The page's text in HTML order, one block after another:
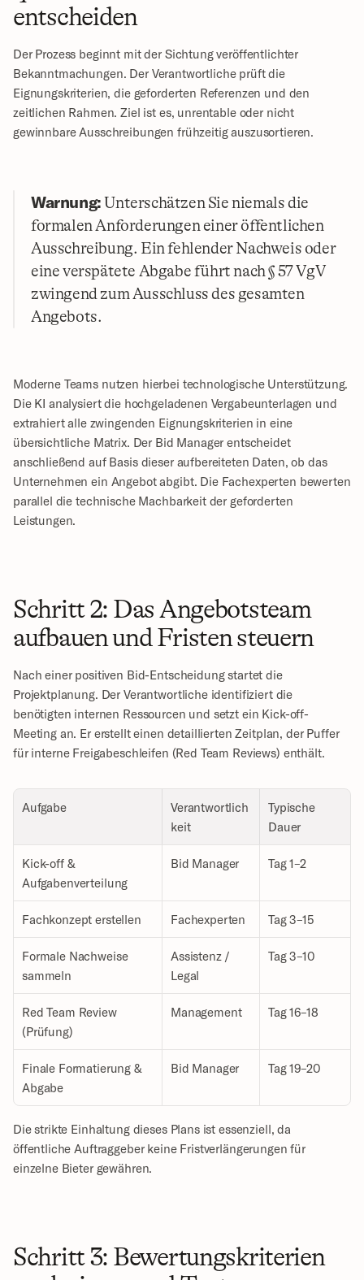
entscheiden
Der Prozess beginnt mit der Sichtung veröffentlichter
Bekanntmachungen. Der Verantwortliche prüft die
Eignungskriterien, die geforderten Referenzen und den
zeitlichen Rahmen. Ziel ist es, unrentable oder nicht
gewinnbare Ausschreibungen frühzeitig auszusortieren.
Warnung: Unterschätzen Sie niemals die
formalen Anforderungen einer öffentlichen
Ausschreibung. Ein fehlender Nachweis oder
eine verspätete Abgabe führt nach § 57 VgV
zwingend zum Ausschluss des gesamten
Angebots.
Moderne Teams nutzen hierbei technologische Unterstützung.
Die KI analysiert die hochgeladenen Vergabeunterlagen und
extrahiert alle zwingenden Eignungskriterien in eine
übersichtliche Matrix. Der Bid Manager entscheidet
anschließend auf Basis dieser aufbereiteten Daten, ob das
Unternehmen ein Angebot abgibt. Die Fachexperten bewerten
parallel die technische Machbarkeit der geforderten
Leistungen.
Schritt 2: Das Angebotsteam
aufbauen und Fristen steuern
Nach einer positiven Bid-Entscheidung startet die
Projektplanung. Der Verantwortliche identifiziert die
benötigten internen Ressourcen und setzt ein Kick-off-
Meeting an. Er erstellt einen detaillierten Zeitplan, der Puffer
für interne Freigabeschleifen (Red Team Reviews) enthält.
Aufgabe
Verantwortlich
keit
Typische
Dauer
Kick-off &
Aufgabenverteilung
Bid Manager Tag 1–2
Fachkonzept erstellen Fachexperten Tag 3–15
Formale Nachweise
sammeln
Assistenz /
Legal
Tag 3–10
Red Team Review
(Prüfung)
Management Tag 16–18
Finale Formatierung &
Abgabe
Bid Manager Tag 19–20
Die strikte Einhaltung dieses Plans ist essenziell, da
öffentliche Auftraggeber keine Fristverlängerungen für
einzelne Bieter gewähren.
Schritt 3: Bewertungskriterien